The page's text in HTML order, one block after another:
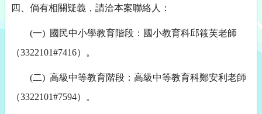
四、倘有相關疑義，請洽本案聯絡人：
(一) 國民中小學教育階段：國小教育科邱筱芙老師
（3322101#7416）。
(二) 高級中等教育階段：高級中等教育科鄭安利老師
（3322101#7594）。